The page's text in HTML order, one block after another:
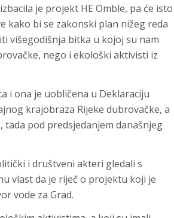
je projekt HE Omble, pa će isto
kako bi se zakonski plan nižeg reda
višegodišnja bitka u kojoj su nam
nego i ekološki aktivisti iz
i ona je uobličena u Deklaraciju
krajobraza Rijeke dubrovačke, a
tada pod predsjedanjem današnjeg
i društveni akteri gledali s
vlast da je riječ o projektu koji je
vode za Grad.